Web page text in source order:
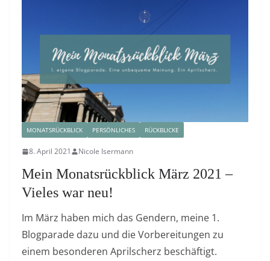
MONATSRÜCKBLICK PERSÖNLICHES RÜCKBLICKE
8. April 2021 Nicole Isermann
Mein Monatsrückblick März 2021 –
Vieles war neu!
Im März haben mich das Gendern, meine 1.
Blogparade dazu und die Vorbereitungen zu
einem besonderen Aprilscherz beschäftigt.